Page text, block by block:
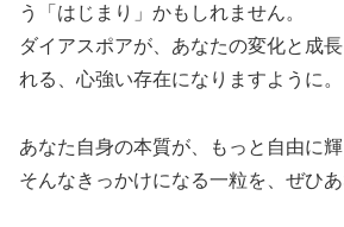
う「はじまり」かもしれません。
ダイアスポアが、あなたの変化と成
れる、心強い存在になりますように。
あなた自身の本質が、もっと自由に輝
そんなきっかけになる一粒を、ぜひあ